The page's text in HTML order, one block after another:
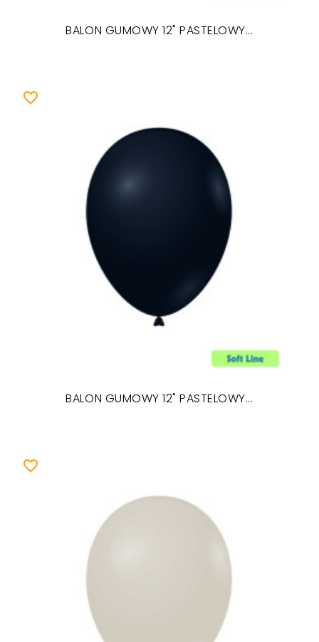
BALON GUMOWY 12" PASTELOWY...
BALON GUMOWY 12" PASTELOWY...
favorite_border
favorite_border